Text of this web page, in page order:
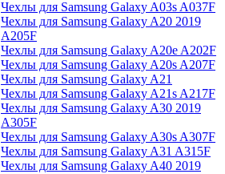
Чехлы для Samsung Galaxy A03s A037F
Чехлы для Samsung Galaxy A20 2019
A205F
Чехлы для Samsung Galaxy A20e A202F
Чехлы для Samsung Galaxy A20s A207F
Чехлы для Samsung Galaxy A21
Чехлы для Samsung Galaxy A21s A217F
Чехлы для Samsung Galaxy A30 2019
A305F
Чехлы для Samsung Galaxy A30s A307F
Чехлы для Samsung Galaxy A31 A315F
Чехлы для Samsung Galaxy A40 2019